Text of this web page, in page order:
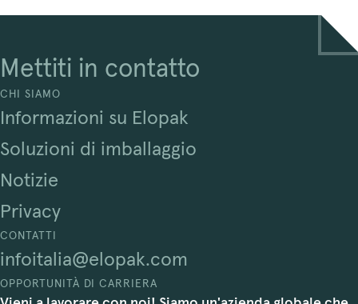
Mettiti in contatto
CHI SIAMO
Informazioni su Elopak
Soluzioni di imballaggio
Notizie
Privacy
CONTATTI
infoitalia@elopak.com
OPPORTUNITÀ DI CARRIERA